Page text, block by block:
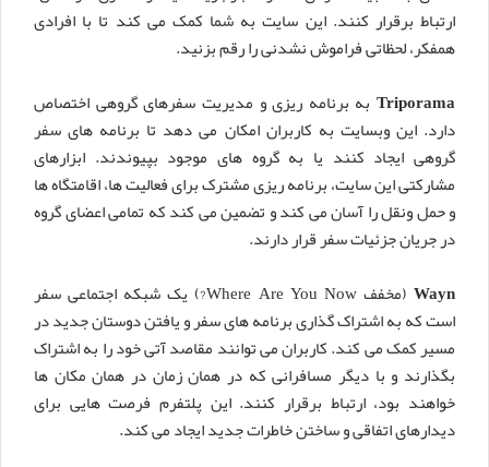
ارتباط برقرار کنند. این سایت به شما کمک می کند تا با افرادی
همفکر، لحظاتی فراموش نشدنی را رقم بزنید.
Triporama به برنامه ریزی و مدیریت سفرهای گروهی اختصاص
دارد. این وبسایت به کاربران امکان می دهد تا برنامه های سفر
گروهی ایجاد کنند یا به گروه های موجود بپیوندند. ابزارهای
مشارکتی این سایت، برنامه ریزی مشترک برای فعالیت ها، اقامتگاه ها
و حمل ونقل را آسان می کند و تضمین می کند که تمامی اعضای گروه
در جریان جزئیات سفر قرار دارند.
Wayn
(مخفف Where Are You Now?) یک شبکه اجتماعی سفر
است که به اشتراک گذاری برنامه های سفر و یافتن دوستان جدید در
مسیر کمک می کند. کاربران می توانند مقاصد آتی خود را به اشتراک
بگذارند و با دیگر مسافرانی که در همان زمان در همان مکان ها
خواهند بود، ارتباط برقرار کنند. این پلتفرم فرصت هایی برای
دیدارهای اتفاقی و ساختن خاطرات جدید ایجاد می کند.